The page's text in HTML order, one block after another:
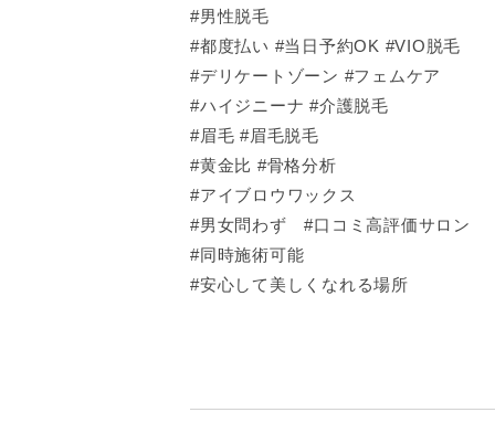
#男性脱毛
#都度払い #当日予約OK #VIO脱毛
#デリケートゾーン #フェムケア
#ハイジニーナ #介護脱毛
#眉毛 #眉毛脱毛
#黄金比 #骨格分析
#アイブロウワックス
#男女問わず #口コミ高評価サロン
#同時施術可能
#安心して美しくなれる場所